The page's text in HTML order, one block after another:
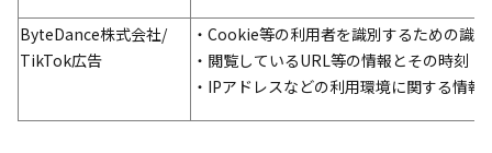
ByteDance株式会社/
TikTok広告
・Cookie等の利用者を識別するための識
・閲覧しているURL等の情報とその時刻
・IPアドレスなどの利用環境に関する情報